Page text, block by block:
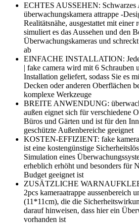
ECHTES AUSSEHEN: Schwarzes
überwachungskamera attrappe -
Realitätsnähe, ausgestattet mit
simuliert es das Aussehen und den
Überwachungskameras und
ab
EINFACHE INSTALLATION:
| fake camera wird mit 6 Schrauben
Installation geliefert, sodass Sie es
Decken oder anderen Oberflächen
komplexe Werkzeuge
BREITE ANWENDUNG:
außen eignet sich für verschiedene
Büros und Gärten und ist für den
geschützte Außenbereiche geeignet
KOSTEN-EFFIZIENT: fake kamera
ist eine kostengünstige
Simulation eines
erheblich erhöht und besonders für
Budget geeignet ist
ZUSÄTZLICHE
2pcs kameraatrappe aussenbereich
(11*11cm), die die
darauf hinweisen, dass hier ein
vorhanden ist